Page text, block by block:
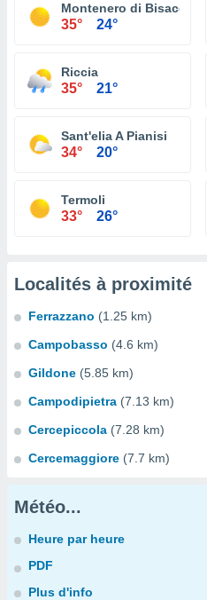
Montenero di Bisaccia
35° 24°
Riccia
35° 21°
Sant'elia A Pianisi
34° 20°
Termoli
33° 26°
Localités à proximité
Ferrazzano (1.25 km)
Campobasso (4.6 km)
Gildone (5.85 km)
Campodipietra (7.13 km)
Cercepiccola (7.28 km)
Cercemaggiore (7.7 km)
Météo...
Heure par heure
PDF
Plus d'info